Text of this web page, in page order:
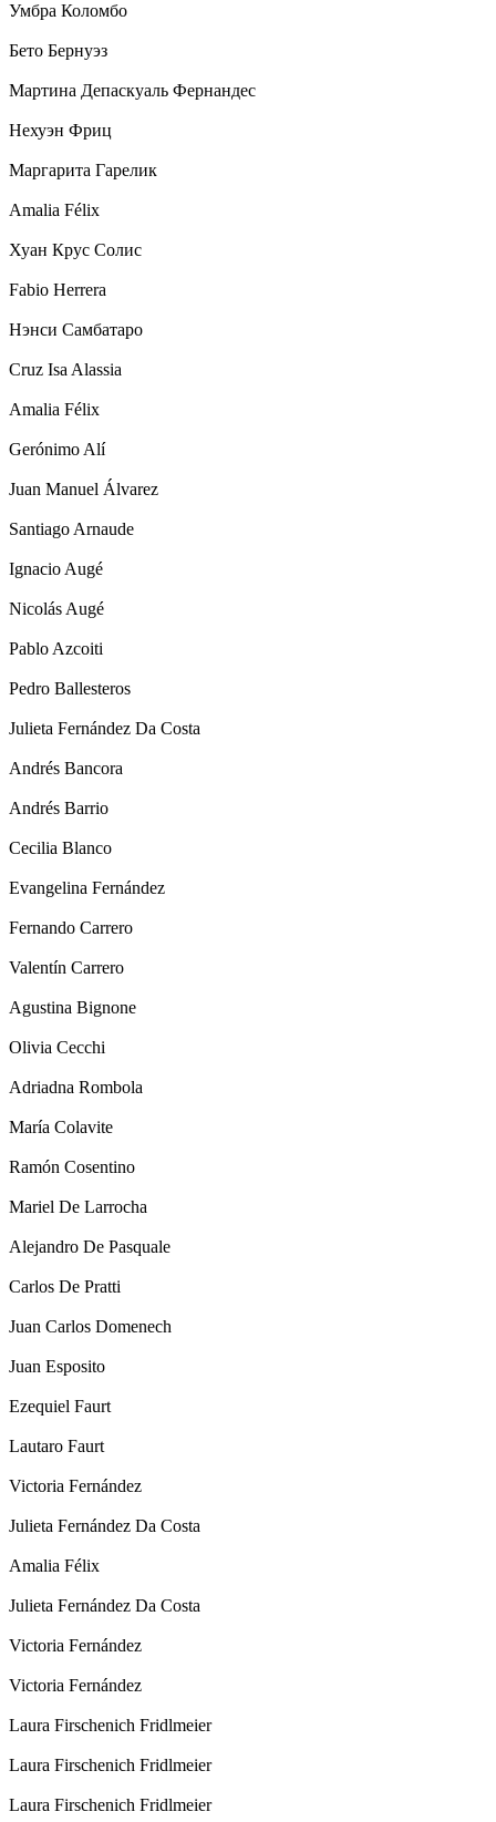
Умбра Коломбо
Бето Бернуэз
Мартина Депаскуаль Фернандес
Нехуэн Фриц
Маргарита Гарелик
Amalia Félix
Хуан Крус Солис
Fabio Herrera
Нэнси Самбатаро
Cruz Isa Alassia
Amalia Félix
Gerónimo Alí
Juan Manuel Álvarez
Santiago Arnaude
Ignacio Augé
Nicolás Augé
Pablo Azcoiti
Pedro Ballesteros
Julieta Fernández Da Costa
Andrés Bancora
Andrés Barrio
Cecilia Blanco
Evangelina Fernández
Fernando Carrero
Valentín Carrero
Agustina Bignone
Olivia Cecchi
Adriadna Rombola
María Colavite
Ramón Cosentino
Mariel De Larrocha
Alejandro De Pasquale
Carlos De Pratti
Juan Carlos Domenech
Juan Esposito
Ezequiel Faurt
Lautaro Faurt
Victoria Fernández
Julieta Fernández Da Costa
Amalia Félix
Julieta Fernández Da Costa
Victoria Fernández
Victoria Fernández
Laura Firschenich Fridlmeier
Laura Firschenich Fridlmeier
Laura Firschenich Fridlmeier